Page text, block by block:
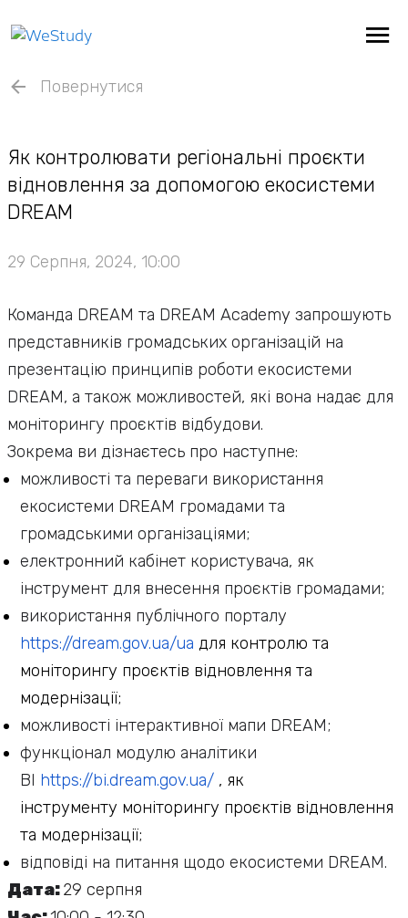
Повернутися
Як контролювати регіональні проєкти
відновлення за допомогою екосистеми
DREAM
29 Серпня, 2024, 10:00
Команда DREAM та DREAM Academy запрошують
представників громадських організацій на
презентацію принципів роботи екосистеми
DREAM, а також можливостей, які вона надає для
моніторингу проєктів відбудови.
Зокрема ви дізнаєтесь про наступне:
можливості та переваги використання
екосистеми DREAM громадами та
громадськими організаціями;
електронний кабінет користувача, як
інструмент для внесення проєктів громадами;
використання публічного порталу
https://dream.gov.ua/ua для контролю та
моніторингу проєктів відновлення та
модернізації;
можливості інтерактивної мапи DREAM;
функціонал модулю аналітики
ВІ https://bi.dream.gov.ua/ , як
інструменту моніторингу проєктів відновлення
та модернізації;
відповіді на питання щодо екосистеми DREAM.
Дата:29 серпня